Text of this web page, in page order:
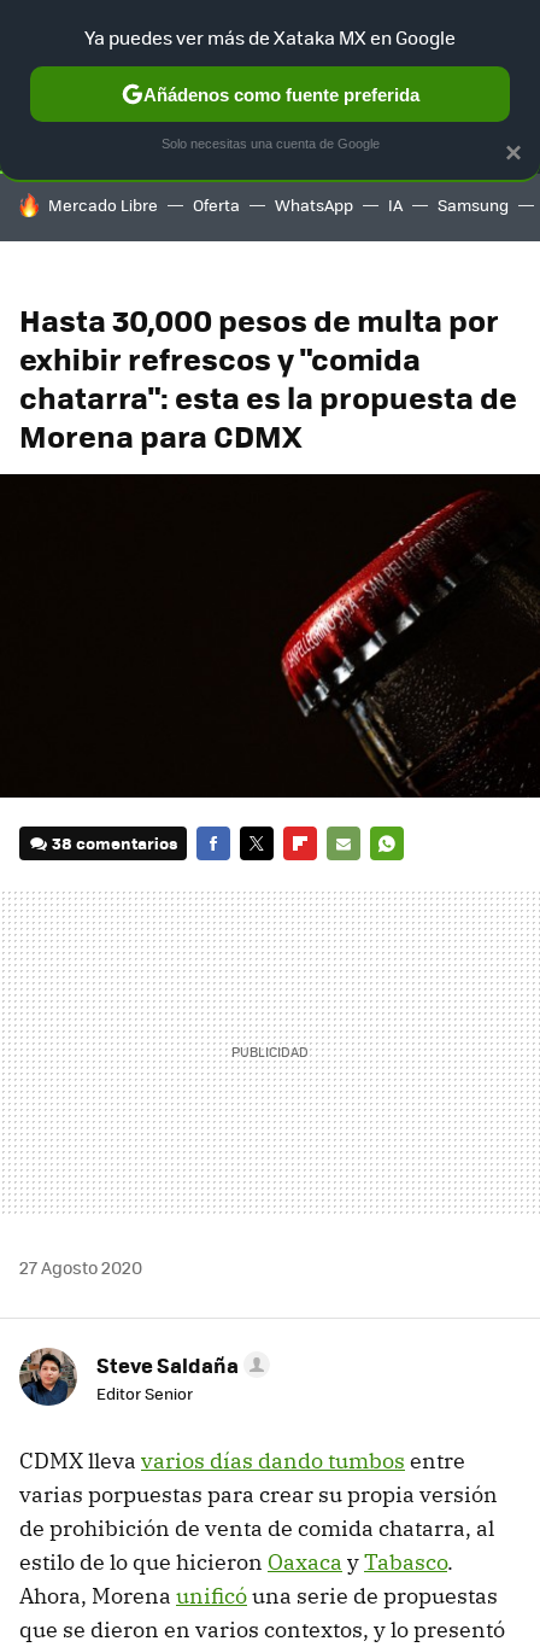
SELECCIÓN GAMING HOME AUTO TERRITORIO
HOY SE HABLA DE
Mercado Libre Oferta WhatsApp IA Samsung
Hasta 30,000 pesos de multa por
exhibir refrescos y "comida
chatarra": esta es la propuesta de
Morena para CDMX
38 comentarios
MAIL
27 Agosto 2020
Steve Saldaña
Editor Senior
CDMX lleva varios días dando tumbos entre
varias porpuestas para crear su propia versión
de prohibición de venta de comida chatarra, al
estilo de lo que hicieron Oaxaca yTabasco.
Ahora, Morena unificóuna serie de propuestas
que se dieron en varios contextos, y lo presentó
×
Ya puedes ver más de Xataka MX en Google
Añádenos como fuente preferida
Solo necesitas una cuenta de Google